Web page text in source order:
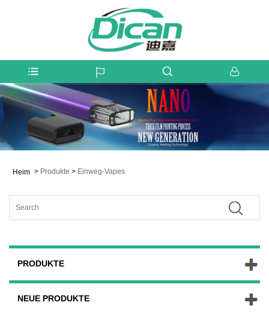
Heim > Produkte > Einweg-Vapes
PRODUKTE
NEUE PRODUKTE